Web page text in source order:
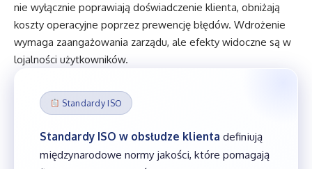
nie wyłącznie poprawiają doświadczenie klienta, obniżają
koszty operacyjne poprzez prewencję błędów. Wdrożenie
wymaga zaangażowania zarządu, ale efekty widoczne są w
lojalności użytkowników.
Standardy ISO
Standardy ISO w obsłudze klienta definiują
międzynarodowe normy jakości, które pomagają